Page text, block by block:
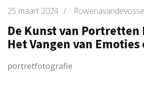
25 maart 2024 /
De Kunst van
Het Vangen van Emoties
portretfotografie